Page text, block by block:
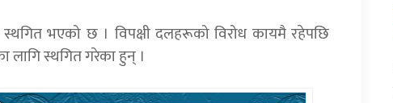
भएको छ । विपक्षी दलहरूको विरोध कायमै रहेपछि
स्थगित गरेका हुन् ।